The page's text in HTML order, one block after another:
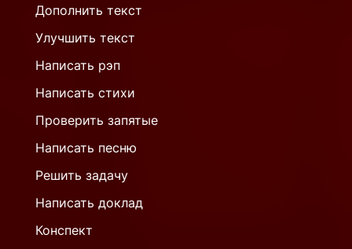
Дополнить текст
Улучшить текст
Написать рэп
Написать стихи
Проверить запятые
Написать песню
Решить задачу
Написать доклад
Конспект